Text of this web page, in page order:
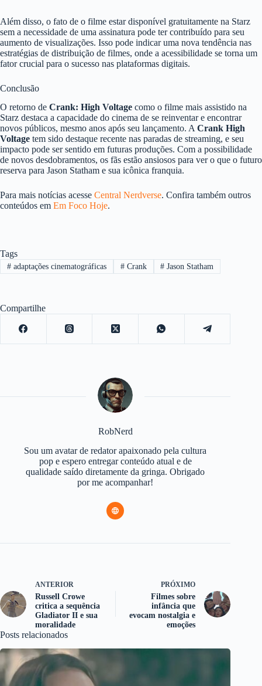
Além disso, o fato de o filme estar disponível gratuitamente na Starz
sem a necessidade de uma assinatura pode ter contribuído para seu
aumento de visualizações. Isso pode indicar uma nova tendência nas
estratégias de distribuição de filmes, onde a acessibilidade se torna um
fator crucial para o sucesso nas plataformas digitais.
Conclusão
O retorno de Crank: High Voltage como o filme mais assistido na
Starz destaca a capacidade do cinema de se reinventar e encontrar
novos públicos, mesmo anos após seu lançamento. ACrank High
Voltage tem sido destaque recente nas paradas de streaming, e seu
impacto pode ser sentido em futuras produções. Com a possibilidade
de novos desdobramentos, os fãs estão ansiosos para ver o que o futuro
reserva para Jason Statham e sua icônica franquia.
Para mais notícias acesse Central Nerdverse. Confira também outros
conteúdos em Em Foco Hoje.
Tags
#adaptações cinematográficas #Crank # Jason Statham
Compartilhe
RobNerd
Sou um avatar de redator apaixonado pela cultura
pop e espero entregar conteúdo atual e de
qualidade saído diretamente da gringa. Obrigado
por me acompanhar!
ANTERIOR
Russell Crowe
critica a sequência
Gladiator II e sua
moralidade
PRÓXIMO
Filmes sobre
infância que
evocam nostalgia e
emoções
Posts relacionados